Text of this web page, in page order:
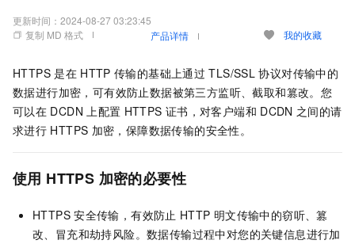
更新时间： 2024-08-27 03:23:45
复制 MD 格式
产品详情 我的收藏
HTTPS 是在 HTTP 传输的基础上通过 TLS/SSL 协议对传输中的
数据进行加密，可有效防止数据被第三方监听、截取和篡改。您
可以在 DCDN 上配置 HTTPS 证书，对客户端和 DCDN 之间的请
求进行 HTTPS 加密，保障数据传输的安全性。
使用 HTTPS 加密的必要性
HTTPS 安全传输，有效防止 HTTP 明文传输中的窃听、篡
改、冒充和劫持风险。数据传输过程中对您的关键信息进行加